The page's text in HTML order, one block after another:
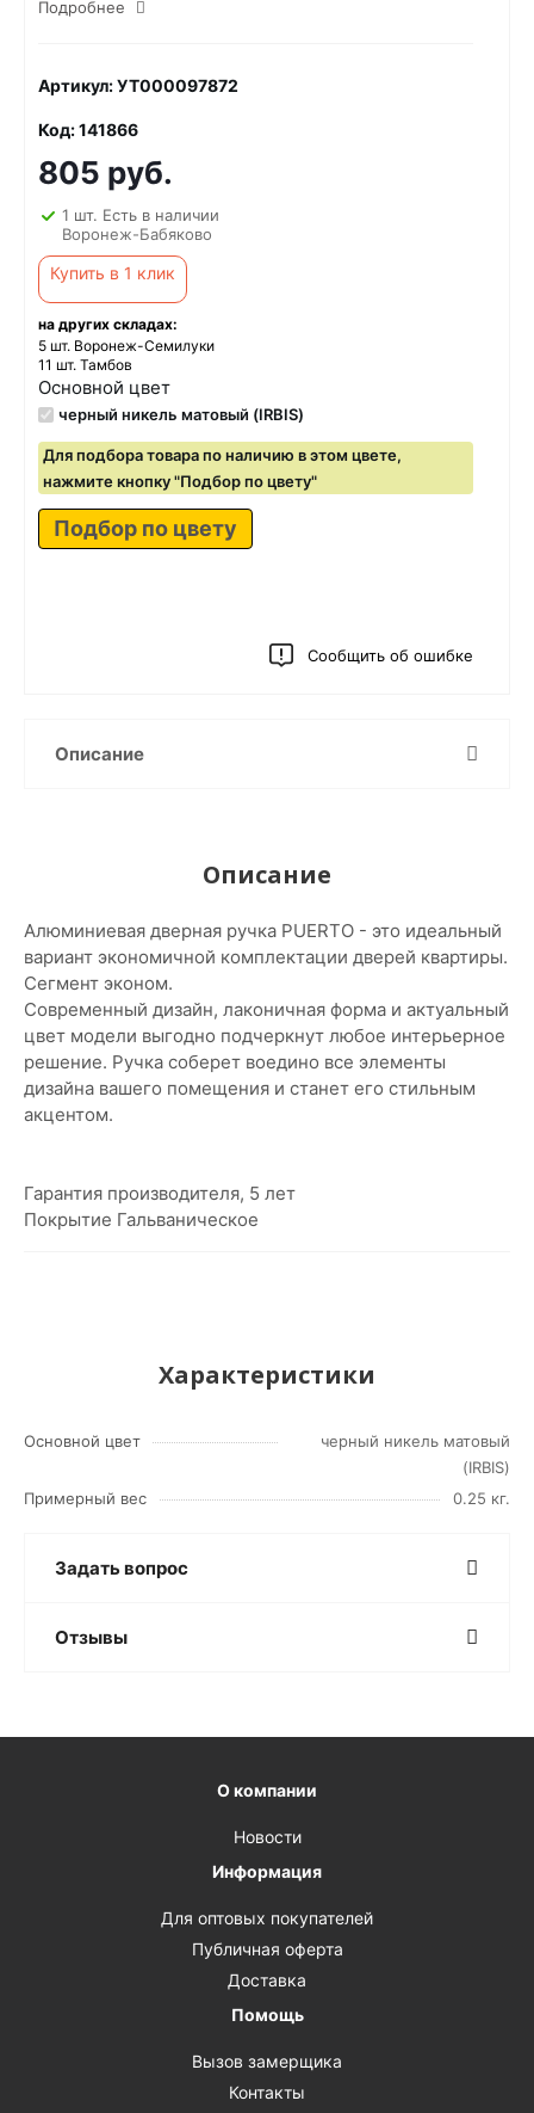
Подробнее
Артикул: УТ000097872
Код: 141866
805 руб.
1 шт. Есть в наличии
Воронеж-Бабяково
Купить в 1 клик
на других складах:
5 шт. Воронеж-Семилуки
11 шт. Тамбов
Основной цвет
черный никель матовый (IRBIS)
Для подбора товара по наличию в этом цвете,
нажмите кнопку "Подбор по цвету"
Подбор по цвету
Сообщить об ошибке
Описание
Описание
Алюминиевая дверная ручка PUERTO - это идеальный
вариант экономичной комплектации дверей квартиры.
Сегмент эконом.
Современный дизайн, лаконичная форма и актуальный
цвет модели выгодно подчеркнут любое интерьерное
решение. Ручка соберет воедино все элементы
дизайна вашего помещения и станет его стильным
акцентом.
Гарантия производителя, 5 лет
Покрытие Гальваническое
Характеристики
Основной цвет
черный никель матовый
(IRBIS)
Примерный вес
0.25 кг.
Задать вопрос
Отзывы
О компании
Новости
Информация
Для оптовых покупателей
Публичная оферта
Доставка
Помощь
Вызов замерщика
Контакты